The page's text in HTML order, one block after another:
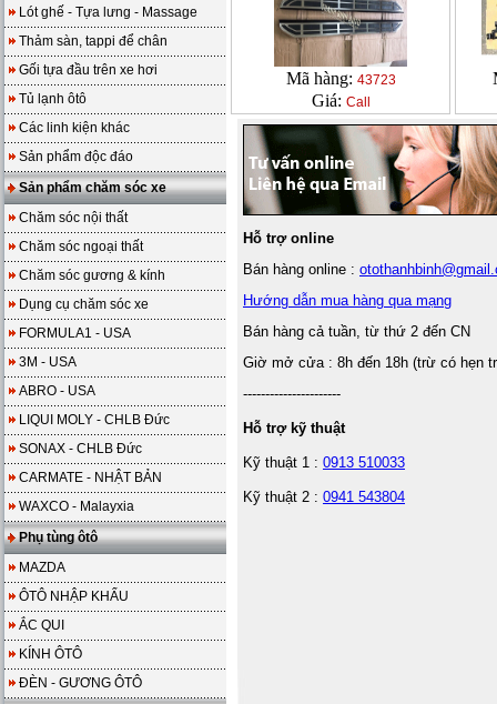
Lót ghế - Tựa lưng - Massage
Thảm sàn, tappi để chân
Gối tựa đầu trên xe hơi
Tủ lạnh ôtô
Các linh kiện khác
Sản phẩm độc đáo
Sản phẩm chăm sóc xe
Chăm sóc nội thất
Chăm sóc ngoại thất
Chăm sóc gương & kính
Dụng cụ chăm sóc xe
FORMULA1 - USA
3M - USA
ABRO - USA
LIQUI MOLY - CHLB Đức
SONAX - CHLB Đức
CARMATE - NHẬT BẢN
WAXCO - Malayxia
Phụ tùng ôtô
MAZDA
ÔTÔ NHẬP KHẨU
ẮC QUI
KÍNH ÔTÔ
ĐÈN - GƯƠNG ÔTÔ
Mã hàng: 43723
Giá: Call
Hỗ trợ online
Bán hàng online :
Hướng dẫn mua hàng qua mạng
Bán hàng cả tuần, từ thứ 2 đến CN
Giờ mở cửa : 8h đến 18h (trừ có hẹn
----------------------
Hỗ trợ kỹ thuật
Kỹ thuật 1 : 0913 510033
Kỹ thuật 2 : 0941 543804